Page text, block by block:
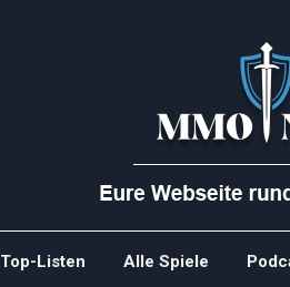
Top-Listen Alle Spiele